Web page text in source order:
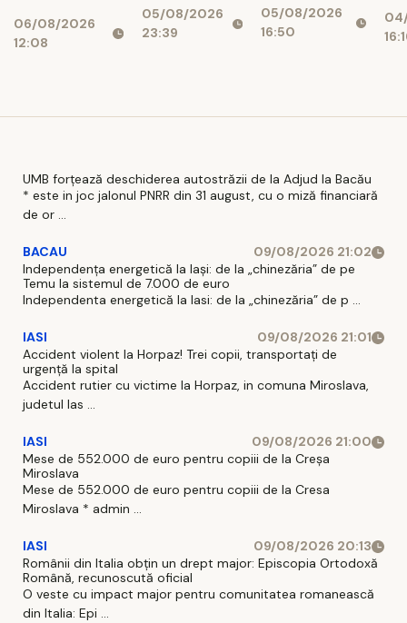
creierul
06/08/2026
12:08
incidentul
care a dus
05/08/2026
23:39
revine, după
25 de ani de
05/08/2026
16:50
UMB forțează deschiderea autostrăzii de la Adjud la Bacău
* este in joc jalonul PNRR din 31 august, cu o miză financiară
de or ...
BACAU
09/08/2026 21:02
Independența energetică la Iași: de la „chinezăria” de pe
Temu la sistemul de 7.000 de euro
Independenta energetică la Iasi: de la „chinezăria” de p ...
IASI
09/08/2026 21:01
Accident violent la Horpaz! Trei copii, transportați de
urgență la spital
Accident rutier cu victime la Horpaz, in comuna Miroslava,
judetul Ias ...
IASI
09/08/2026 21:00
Mese de 552.000 de euro pentru copiii de la Creșa
Miroslava
Mese de 552.000 de euro pentru copiii de la Cresa
Miroslava * admin ...
IASI
09/08/2026 20:13
Românii din Italia obțin un drept major: Episcopia Ortodoxă
Română, recunoscută oficial
O veste cu impact major pentru comunitatea romanească
din Italia: Epi ...